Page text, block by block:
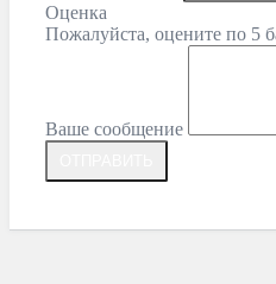
Оценка
Пожалуйста, оцените по 5
Ваше сообщение